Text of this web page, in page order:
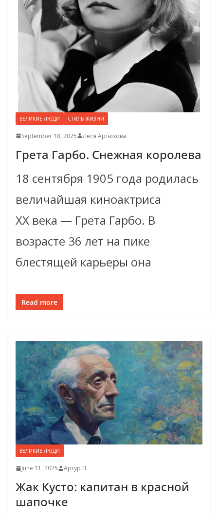
ВЕЛИКИЕ ЛЮДИ СТИЛЬ ЖИЗНИ
September 18, 2025 Леся Артюхова
Грета Гарбо. Снежная королева
18 сентября 1905 года родилась
величайшая киноактриса
ХХ века — Грета Гарбо. В
возрасте 36 лет на пике
блестящей карьеры она
Read more
ВЕЛИКИЕ ЛЮДИ
June 11, 2025 Артур П.
Жак Кусто: капитан в красной
шапочке